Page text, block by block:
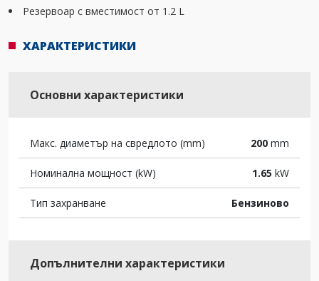
Резервоар с вместимост от 1.2 L
ХАРАКТЕРИСТИКИ
Основни характеристики
Макс. диаметър на свредлото (mm) 200 mm
Номинална мощност (kW) 1.65 kW
Тип захранване Бензиново
Допълнителни характеристики